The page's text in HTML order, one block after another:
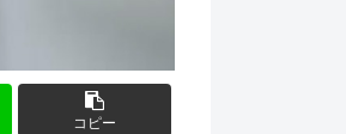
コピー